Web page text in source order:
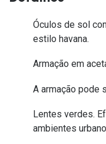
Óculos de sol
estilo havana.
Armação em
A armação pode
Lentes verdes.
ambientes